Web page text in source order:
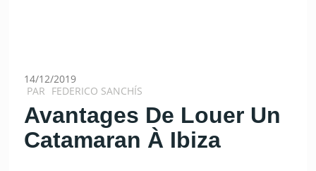
14/12/2019
PAR FEDERICO SANCHÍS
Avantages De Louer Un
Catamaran À Ibiza